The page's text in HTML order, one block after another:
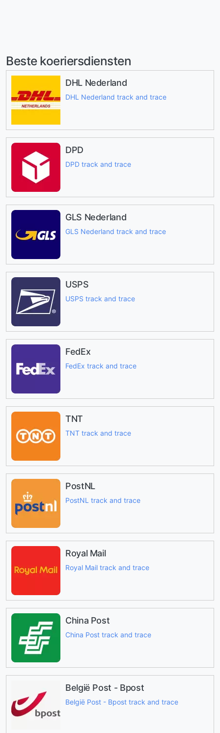
Beste koeriersdiensten
DHL Nederland
DHL Nederland track and trace
DPD
DPD track and trace
GLS Nederland
GLS Nederland track and trace
USPS
USPS track and trace
FedEx
FedEx track and trace
TNT
TNT track and trace
PostNL
PostNL track and trace
Royal Mail
Royal Mail track and trace
China Post
China Post track and trace
België Post - Bpost
België Post - Bpost track and trace